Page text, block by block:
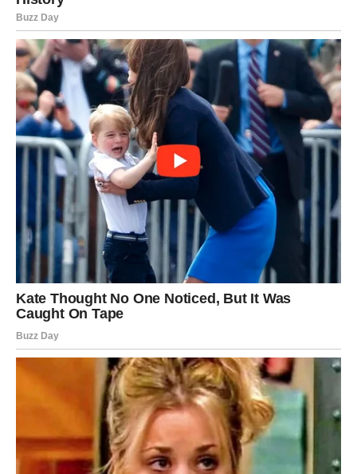
prednosti ovog izvanrednog eliksira!
BONUS TEKST:
Smješteno u sjevernoj regiji Namibije, u blizini grada Rundu,
nalazi se zadivljujuće Plavo jezero, poznato po svojoj
upečatljivoj boji i izvanrednoj geološkoj pozadini. Ovo čudo
prirode ističe se kao jedan od najfascinantnijih i najživopisnijih
fenomena na Zemlji.
Jezero je dobilo svoj nadimak kao rezultat izvanredne nijanse
koja proizlazi iz obilja minerala koji se nalaze u njegovim
vodama. Ova živopisna nijansa toliko je upečatljiva da je
vidljiva čak i odozgo, što je razlika koju dijeli samo nekolicina